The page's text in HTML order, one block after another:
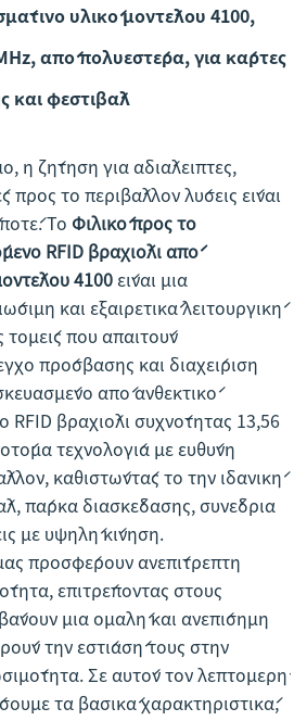
υλικό μοντέλου 4100,
από πολυεστέρα, για κάρτες
και φεστιβάλ
η ζήτηση για αδιάλειπτες,
προς το περιβάλλον λύσεις είναι
Το Φιλικό προς το
RFID βραχιόλι από
4100είναι μια
και εξαιρετικά λειτουργική
που απαιτούν
πρόσβασης και διαχείριση
από ανθεκτικό
RFID βραχιόλι συχνότητας 13,56
τεχνολογία με ευθύνη
καθιστώντάς το την ιδανική
πάρκα διασκέδασης, συνέδρια
με υψηλή κίνηση.
προσφέρουν ανεπίτρεπτη
επιτρέποντας στους
μια ομαλή και ανεπίσημη
την εστίασή τους στην
Σε αυτόν τον λεπτομερή
τα βασικά χαρακτηριστικά,